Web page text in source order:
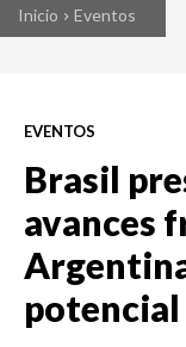
Inicio Eventos
EVENTOS
Brasil
avances
potencial